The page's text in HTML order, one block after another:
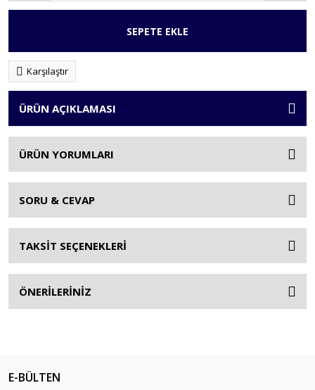
SEPETE EKLE
Karşılaştır
ÜRÜN AÇIKLAMASI
ÜRÜN YORUMLARI
SORU & CEVAP
TAKSİT SEÇENEKLERİ
ÖNERİLERİNİZ
E-BÜLTEN